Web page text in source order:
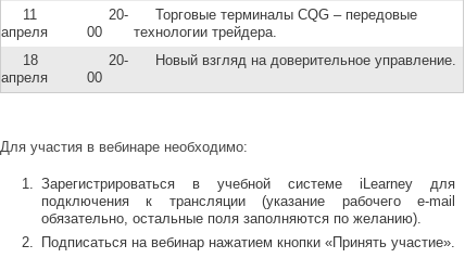
11
апреля
20-
00
Торговые терминалы CQG – передовые
технологии трейдера.
18
апреля
20-
00
Новый взгляд на доверительное управление.
Для участия в вебинаре необходимо:
Зарегистрироваться в учебной системе iLearney для
подключения к трансляции (указание рабочего e-mail
обязательно, остальные поля заполняются по желанию).
Подписаться на вебинар нажатием кнопки «Принять участие».